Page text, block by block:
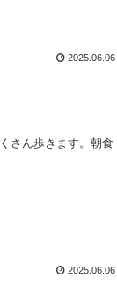
2025.06.06
さん歩きます。朝食
2025.06.06